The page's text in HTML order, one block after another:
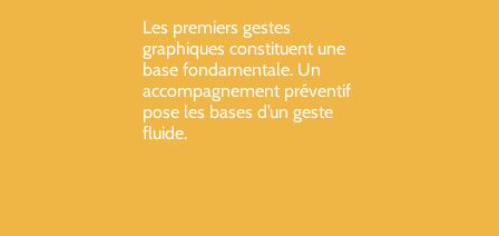
Les premiers gestes
graphiques constituent une
base fondamentale. Un
accompagnement préventif
pose les bases d’un geste
fluide.